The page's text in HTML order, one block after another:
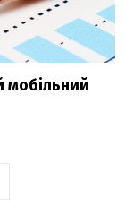
мобільний